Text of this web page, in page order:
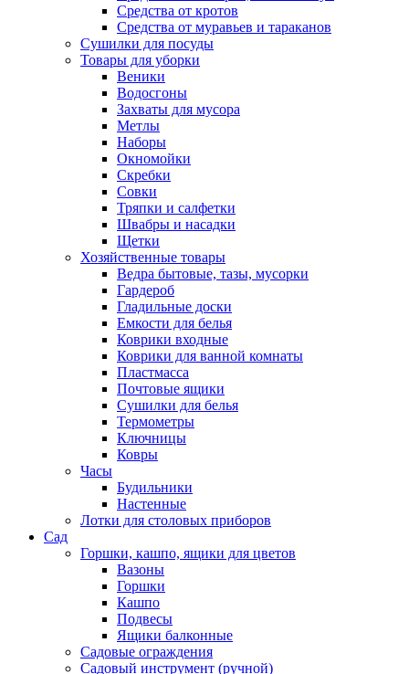
Средства от кротов
Средства от муравьев и тараканов
Сушилки для посуды
Товары для уборки
Веники
Водосгоны
Захваты для мусора
Метлы
Наборы
Окномойки
Скребки
Совки
Тряпки и салфетки
Швабры и насадки
Щетки
Хозяйственные товары
Ведра бытовые, тазы, мусорки
Гардероб
Гладильные доски
Емкости для белья
Коврики входные
Коврики для ванной комнаты
Пластмасса
Почтовые ящики
Сушилки для белья
Термометры
Ключницы
Ковры
Часы
Будильники
Настенные
Лотки для столовых приборов
Сад
Горшки, кашпо, ящики для цветов
Вазоны
Горшки
Кашпо
Подвесы
Ящики балконные
Садовые ограждения
Садовый инструмент (ручной)